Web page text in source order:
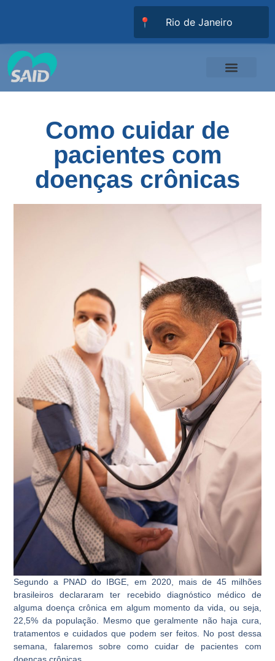
📍
Como cuidar de
pacientes com
doenças crônicas
Segundo a PNAD do IBGE, em 2020, mais de 45 milhões
brasileiros declararam ter recebido
diagnóstico médico de
alguma doença crônica em algum momento da vida, ou seja,
22,5% da população. Mesmo que geralmente não haja cura,
tratamentos e cuidados que podem ser feitos. No post dessa
semana, falaremos sobre como cuidar de pacientes com
doenças crônicas.